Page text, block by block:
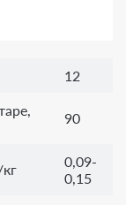
12
90
0,09-
0,15